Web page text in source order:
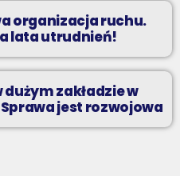
organizacja ruchu.
lata utrudnień!
zakładzie w
jest rozwojowa